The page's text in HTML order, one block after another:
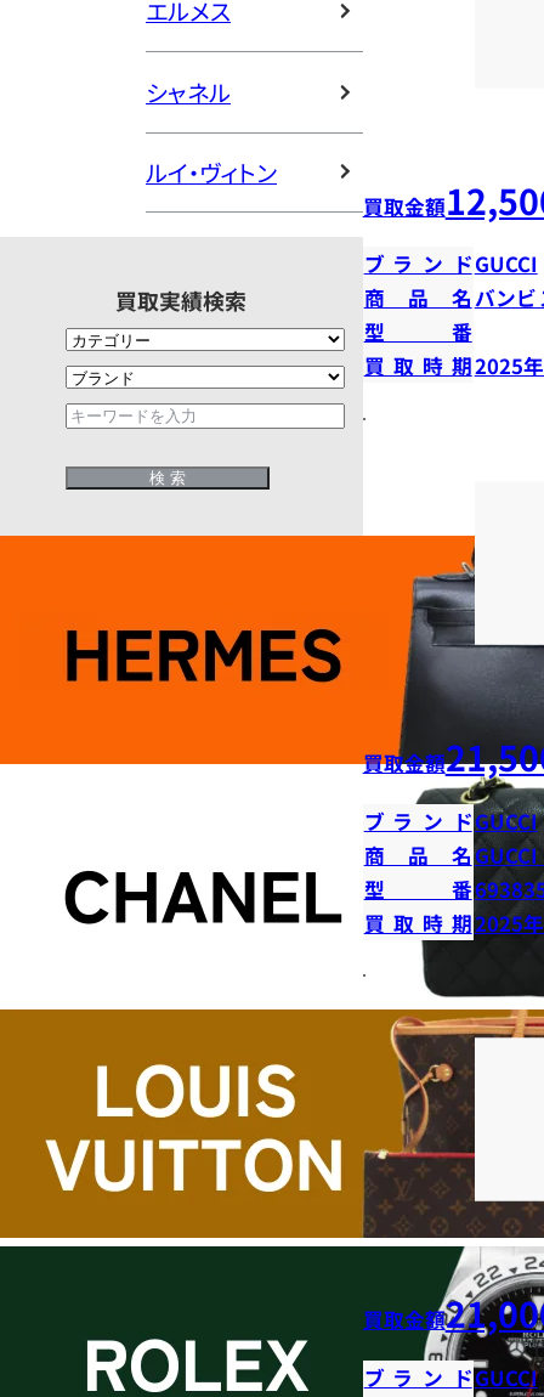
エルメス
シャネル
ルイ・ヴィトン
買取実績検索
買取金額
ブランドGUCCI
商品名バンビ
型番
買取時期2025
買取金額
ブランドGUCCI
商品名
型番
買取時期2025
買取金額
ブランドGUCCI